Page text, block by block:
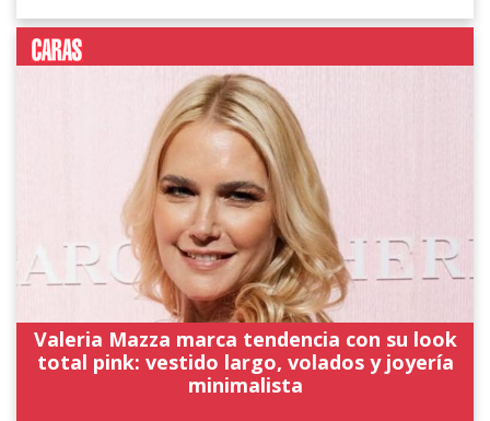
Valeria Mazza marca tendencia con su look
total pink: vestido largo, volados y joyería
minimalista